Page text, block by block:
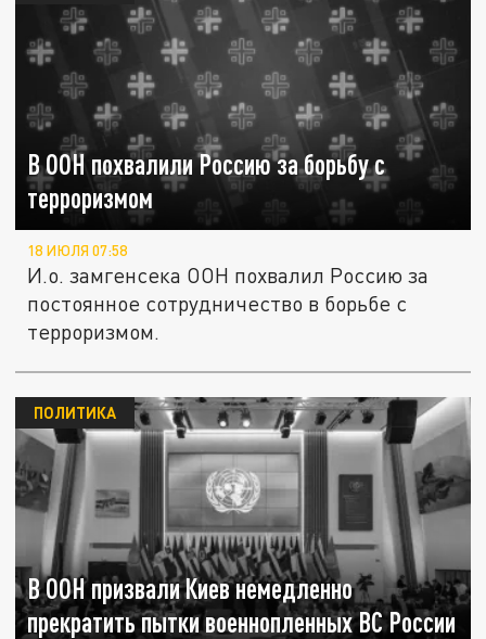
В ООН похвалили Россию за борьбу с
терроризмом
18 ИЮЛЯ 07:58
И.о. замгенсека ООН похвалил Россию за
постоянное сотрудничество в борьбе с
терроризмом.
В ООН призвали Киев немедленно
прекратить пытки военнопленных ВС России
ПОЛИТИКА